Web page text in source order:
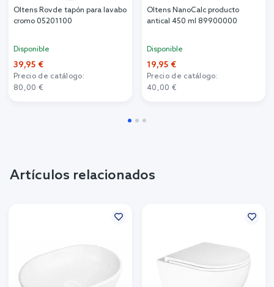
Oltens Rovde tapón para lavabo
cromo 05201100
Disponible
39,95 €
Precio de catálogo:
80,00 €
Oltens NanoCalc producto
antical 450 ml 89900000
Disponible
19,95 €
Precio de catálogo:
40,00 €
Artículos relacionados